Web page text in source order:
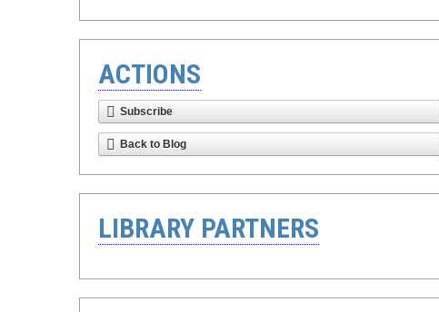
ACTIONS
Subscribe
Back to Blog
LIBRARY PARTNERS